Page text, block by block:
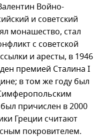
Войно-
и советский
монашество, стал
с советской
и аресты, в 1946
премией Сталина I
в том же году был
причислен в 2000
Греции считают
покровителем.